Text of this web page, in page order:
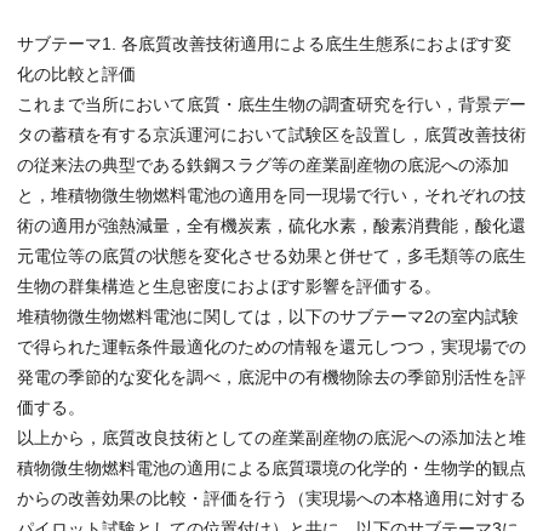
サブテーマ1. 各底質改善技術適用による底生生態系におよぼす変
化の比較と評価
これまで当所において底質・底生生物の調査研究を行い，背景デー
タの蓄積を有する京浜運河において試験区を設置し，底質改善技術
の従来法の典型である鉄鋼スラグ等の産業副産物の底泥への添加
と，堆積物微生物燃料電池の適用を同一現場で行い，それぞれの技
術の適用が強熱減量，全有機炭素，硫化水素，酸素消費能，酸化還
元電位等の底質の状態を変化させる効果と併せて，多毛類等の底生
生物の群集構造と生息密度におよぼす影響を評価する。
堆積物微生物燃料電池に関しては，以下のサブテーマ2の室内試験
で得られた運転条件最適化のための情報を還元しつつ，実現場での
発電の季節的な変化を調べ，底泥中の有機物除去の季節別活性を評
価する。
以上から，底質改良技術としての産業副産物の底泥への添加法と堆
積物微生物燃料電池の適用による底質環境の化学的・生物学的観点
からの改善効果の比較・評価を行う（実現場への本格適用に対する